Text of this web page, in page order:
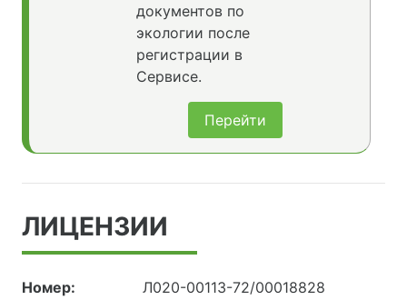
документов по
экологии после
регистрации в
Сервисе.
Перейти
ЛИЦЕНЗИИ
Номер:
Л020-00113-72/00018828